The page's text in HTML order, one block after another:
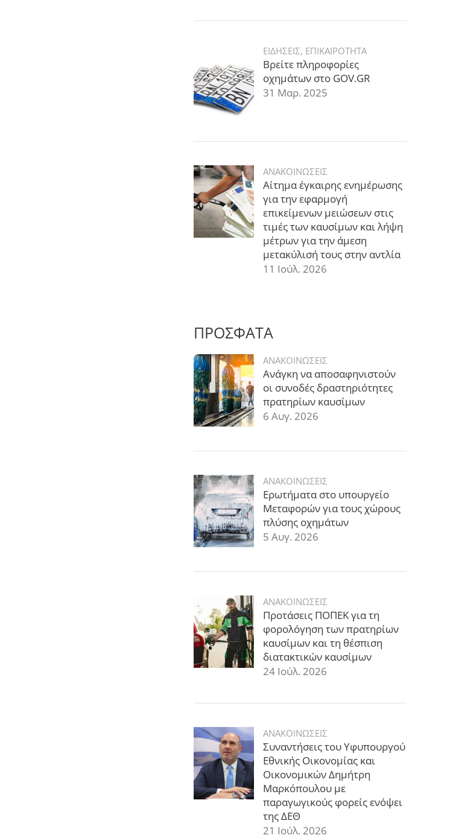
ΕΙΔΗΣΕΙΣ, ΕΠΙΚΑΙΡΟΤΗΤΑ
Βρείτε πληροφορίες
οχημάτων στο GOV.GR
31 Μαρ. 2025
ΑΝΑΚΟΙΝΩΣΕΙΣ
Αίτημα έγκαιρης ενημέρωσης
για την εφαρμογή
επικείμενων μειώσεων στις
τιμές των καυσίμων και λήψη
μέτρων για την άμεση
μετακύλισή τους στην αντλία
11 Ιούλ. 2026
ΠΡΟΣΦΑΤΑ
ΑΝΑΚΟΙΝΩΣΕΙΣ
Ανάγκη να αποσαφηνιστούν
οι συνοδές δραστηριότητες
πρατηρίων καυσίμων
6 Αυγ. 2026
ΑΝΑΚΟΙΝΩΣΕΙΣ
Ερωτήματα στο υπουργείο
Μεταφορών για τους χώρους
πλύσης οχημάτων
5 Αυγ. 2026
ΑΝΑΚΟΙΝΩΣΕΙΣ
Προτάσεις ΠΟΠΕΚ για τη
φορολόγηση των πρατηρίων
καυσίμων και τη θέσπιση
διατακτικών καυσίμων
24 Ιούλ. 2026
ΑΝΑΚΟΙΝΩΣΕΙΣ
Συναντήσεις του Υφυπουργού
Εθνικής Οικονομίας και
Οικονομικών Δημήτρη
Μαρκόπουλου με
παραγωγικούς φορείς ενόψει
της ΔΕΘ
21 Ιούλ. 2026